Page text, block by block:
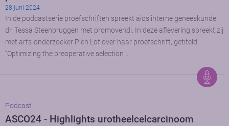
28 juni 2024
In de podcastserie proefschriften spreekt aios interne geneeskunde
dr. Tessa Steenbruggen met promovendi. In deze aflevering spreekt zij
met arts-onderzoeker Pien Lof over haar proefschrift, getiteld
“Optimizing the preoperative selection …
Podcast
ASCO24 - Highlights urotheelcelcarcinoom